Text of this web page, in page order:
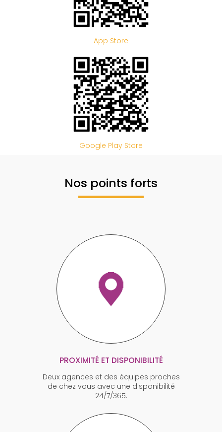
App Store
Google Play Store
Nos points forts
PROXIMITÉ ET DISPONIBILITÉ
Deux agences et des équipes proches
de chez vous avec une disponibilité
24/7/365.